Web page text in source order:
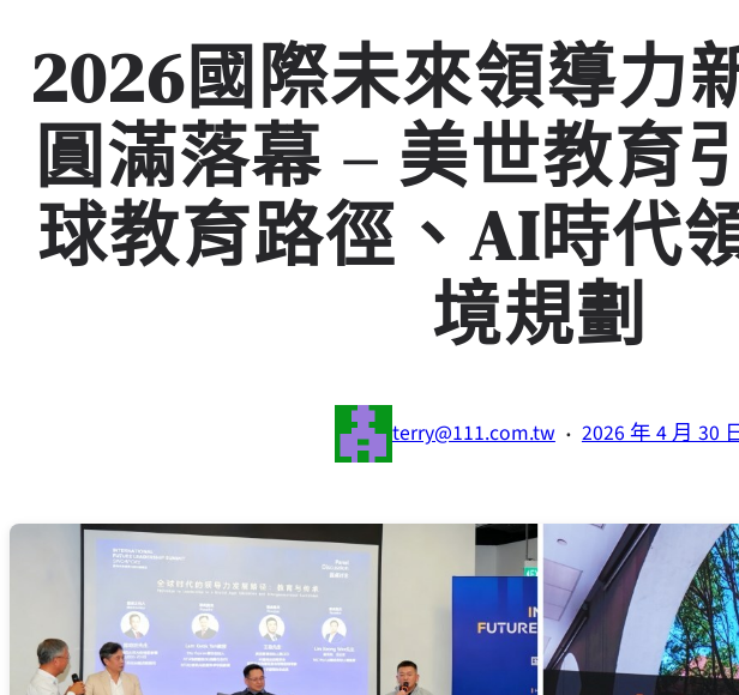
2026國際未來領導力
圓滿落幕 – 美世教育
球教育路徑、AI時代
境規劃
terry@111.com.tw · 2026 年 4 月 30